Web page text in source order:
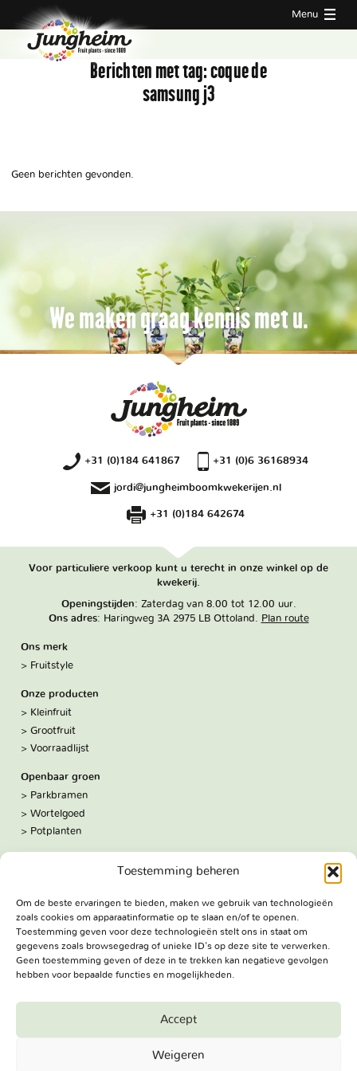
Toestemming beheren
Om de beste ervaringen te bieden, maken we gebruik van technologieën
zoals cookies om apparaatinformatie op te slaan en/of te openen.
Toestemming geven voor deze technologieën stelt ons in staat om
gegevens zoals browsegedrag of unieke ID's op deze site te verwerken.
Geen toestemming geven of deze in te trekken kan negatieve gevolgen
hebben voor bepaalde functies en mogelijkheden.
Accept
Weigeren
Menu
Berichten met tag:coque de
samsung j3
Geen berichten gevonden.
We maken graag kennis met u.
+31 (0)184 641867 +31 (0)6 36168934
jordi@jungheimboomkwekerijen.nl
+31 (0)184 642674
Voor particuliere verkoop kunt u terecht in onze winkel op de
kwekerij.
Openingstijden: Zaterdag van 8.00 tot 12.00 uur.
Ons adres: Haringweg 3A 2975 LB Ottoland. Plan route
Ons merk
Fruitstyle
Onze producten
Kleinfruit
Grootfruit
Voorraadlijst
Openbaar groen
Parkbramen
Wortelgoed
Potplanten
Volg ons:
Facebook
Bezoekadres
Haringweg 3A
2975 LB Ottoland
Reserved.